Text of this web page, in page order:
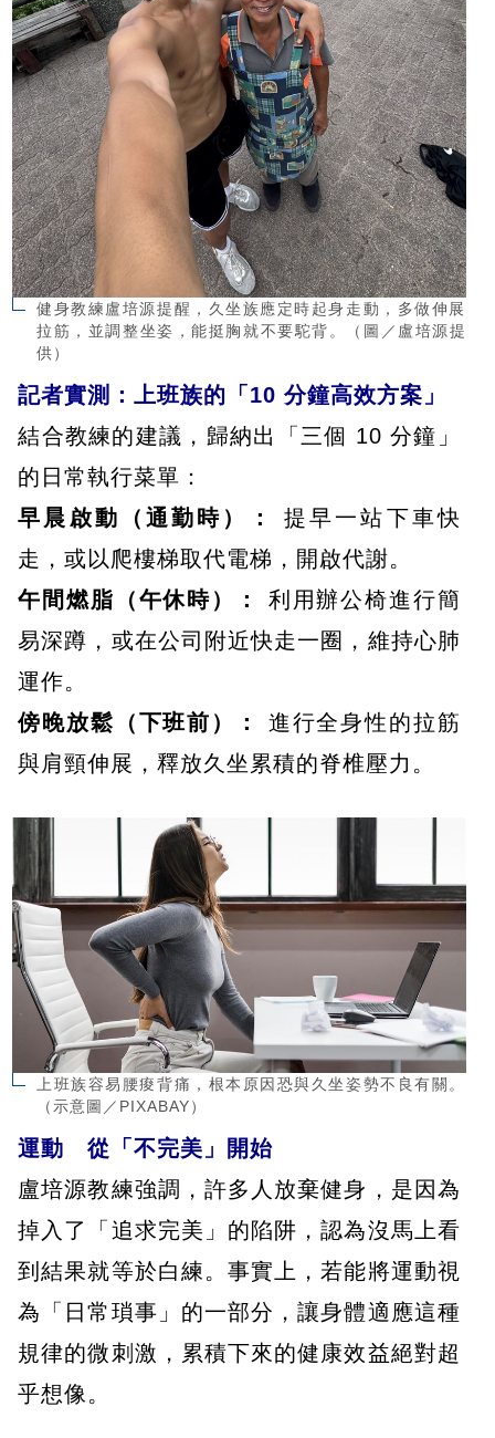
健身教練盧培源提醒，久坐族應定時起身走動，多做伸展
拉筋，並調整坐姿，能挺胸就不要駝背。（圖／盧培源提
供）
記者實測：上班族的「10 分鐘高效方案」
結合教練的建議，歸納出「三個 10 分鐘」
的日常執行菜單：
早晨啟動（通勤時）： 提早一站下車快
走，或以爬樓梯取代電梯，開啟代謝。
午間燃脂（午休時）：
利用辦公椅進行簡
易深蹲，或在公司附近快走一圈，維持心肺
運作。
傍晚放鬆（下班前）：
進行全身性的拉筋
與肩頸伸展，釋放久坐累積的脊椎壓力。
上班族容易腰痠背痛，根本原因恐與久坐姿勢不良有關。
（示意圖／PIXABAY）
運動 從「不完美」開始
盧培源教練強調，許多人放棄健身，是因為
掉入了「追求完美」的陷阱，認為沒馬上看
到結果就等於白練。事實上，若能將運動視
為「日常瑣事」的一部分，讓身體適應這種
規律的微刺激，累積下來的健康效益絕對超
乎想像。